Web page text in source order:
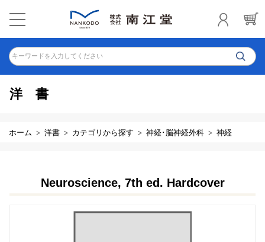
キーワードを入力してください
洋書
ホーム 洋書 カテゴリから探す 神経･脳神経外科 神経
Neuroscience, 7th ed. Hardcover